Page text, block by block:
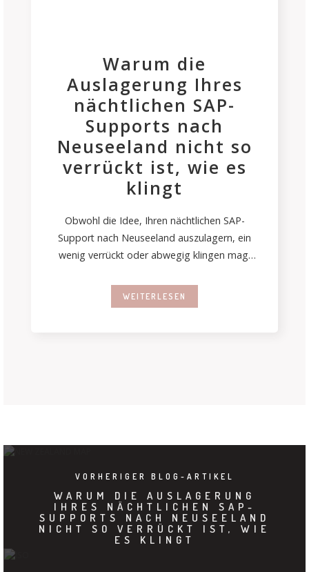
Warum die
Auslagerung Ihres
nächtlichen SAP-
Supports nach
Neuseeland nicht so
verrückt ist, wie es
klingt
Obwohl die Idee, Ihren nächtlichen SAP-
Support nach Neuseeland auszulagern, ein
wenig verrückt oder abwegig klingen mag,
WEITERLESEN
VORHERIGER BLOG-ARTIKEL
WARUM DIE AUSLAGERUNG
IHRES NÄCHTLICHEN SAP-
SUPPORTS NACH NEUSEELAND
NICHT SO VERRÜCKT IST, WIE
ES KLINGT